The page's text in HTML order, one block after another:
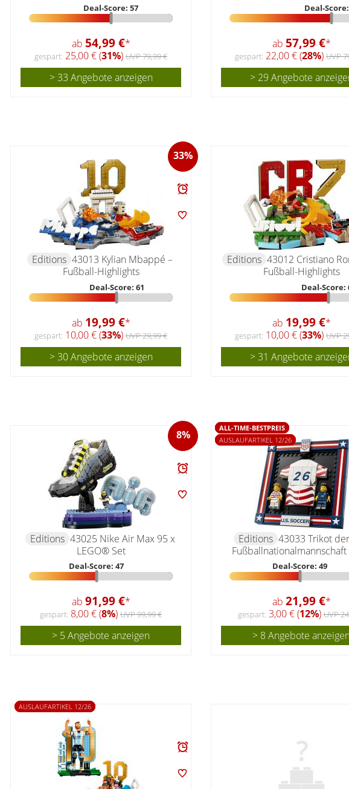
Deal-Score: 57
ab 54,99 €*
gespart: 25,00 € (31%) UVP 79,99 €
> 33 Angebote anzeigen
Deal-
ab 57,99 €*
gespart: 22,00 € (28%) UVP
> 29 Angebote
33%
Editions 43013 Kylian Mbappé –
Fußball-Highlights
Deal-Score: 61
ab 19,99 €*
gespart: 10,00 € (33%) UVP 29,99 €
> 30 Angebote anzeigen
Editions 43012 Cristiano
Fußball-Highlights
Deal-Score:
ab 19,99 €*
gespart: 10,00 € (33%) UVP
> 31 Angebote
8%
Editions 43025 Nike Air Max 95 x
LEGO® Set
Deal-Score: 47
ab 91,99 €*
gespart: 8,00 € (8%) UVP 99,99 €
> 5 Angebote anzeigen
ALL-TIME-BESTPREIS
AUSLAUFARTIKEL 12/26
Editions 43033 Trikot
Deal-Score: 49
ab 21,99 €*
gespart: 3,00 € (12%)UVP
> 8 Angebote
AUSLAUFARTIKEL 12/26